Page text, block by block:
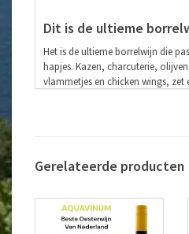
Dit is de ultieme
Het is de ultieme borrelwijn die
hapjes. Kazen, charcuterie,
vlammetjes en chicken wings, zet
Regio:Zagorje
Rizvanac (Müller-Thurgau)
Jaar:2025
Gerelateerde producten